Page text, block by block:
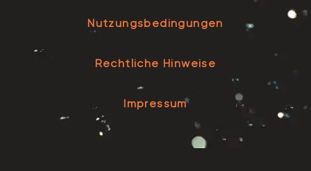
Nutzungsbedingungen
Rechtliche Hinweise
Impressum